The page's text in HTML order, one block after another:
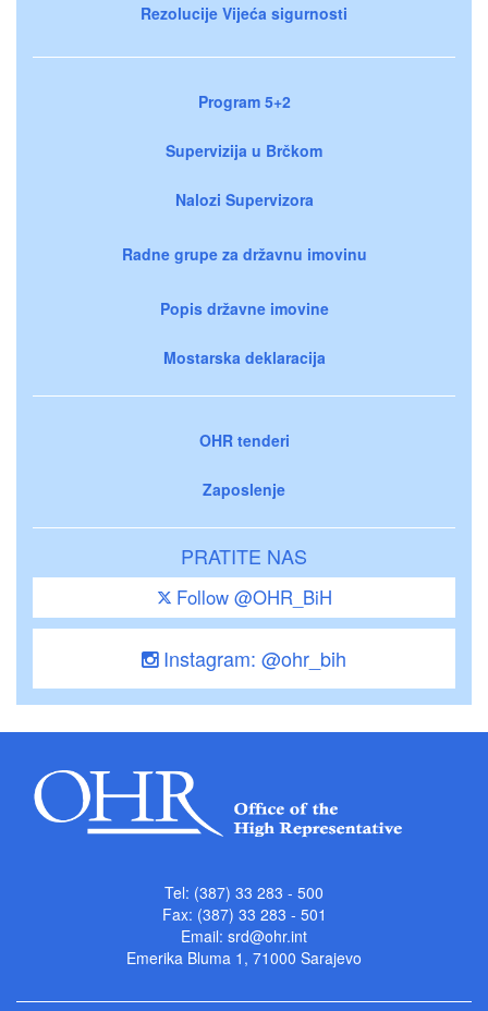
Rezolucije Vijeća sigurnosti
Program 5+2
Supervizija u Brčkom
Nalozi Supervizora
Radne grupe za državnu imovinu
Popis državne imovine
Mostarska deklaracija
OHR tenderi
Zaposlenje
PRATITE NAS
Follow @OHR_BiH
Instagram: @ohr_bih
Tel: (387) 33 283 - 500
Fax: (387) 33 283 - 501
Email: srd@ohr.int
Emerika Bluma 1, 71000 Sarajevo